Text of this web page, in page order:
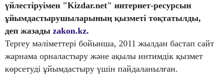
үйлестіруімен "Kizdar.net" интернет-ресурсын
ұйымдастырушыларының қызметі тоқтатылды,
деп жазады zakon.kz.
Тергеу мәліметтері бойынша, 2011 жылдан бастап сайт
жарнама орналастыру және ақылы интимдік қызмет
көрсетуді ұйымдастыру үшін пайдаланылған.